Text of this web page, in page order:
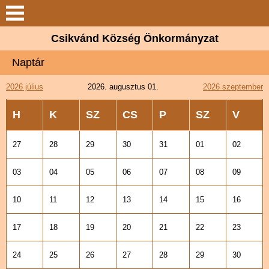
Keresés
Csikvánd
Elérhetőségek
Önkormányzat
Látnivalók
Választási információk
Letöltések
Csikvánd Község Önkormányzat
Naptár
2026 szeptember
2026 július 2026. augusztus 01.
H K SZ CS P SZ V
27 28 29 30 31 01 02
03 04 05 06 07 08 09
10 11 12 13 14 15 16
17 18 19 20 21 22 23
24 25 26 27 28 29 30